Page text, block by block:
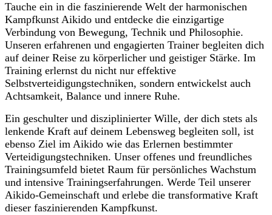
Tauche ein in die faszinierende Welt der harmonischen
Kampfkunst Aikido und entdecke die einzigartige
Verbindung von Bewegung, Technik und Philosophie.
Unseren erfahrenen und engagierten Trainer begleiten dich
auf deiner Reise zu körperlicher und geistiger Stärke. Im
Training erlernst du nicht nur effektive
Selbstverteidigungstechniken, sondern entwickelst auch
Achtsamkeit, Balance und innere Ruhe.
Ein geschulter und disziplinierter Wille, der dich stets als
lenkende Kraft auf deinem Lebensweg begleiten soll, ist
ebenso Ziel im Aikido wie das Erlernen bestimmter
Verteidigungstechniken. Unser offenes und freundliches
Trainingsumfeld bietet Raum für persönliches Wachstum
und intensive Trainingserfahrungen. Werde Teil unserer
Aikido-Gemeinschaft und erlebe die transformative Kraft
dieser faszinierenden Kampfkunst.